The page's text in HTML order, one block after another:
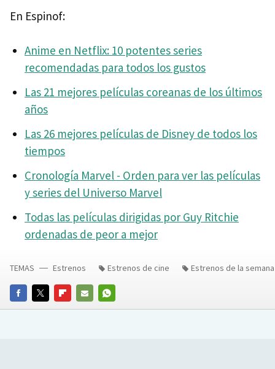
En Espinof:
Anime en Netflix: 10 potentes series
recomendadas para todos los gustos
Las 21 mejores películas coreanas de los últimos
años
Las 26 mejores películas de Disney de todos los
tiempos
Cronología Marvel - Orden para ver las películas
y series del Universo Marvel
Todas las películas dirigidas por Guy Ritchie
ordenadas de peor a mejor
FACEBOOKTWITTERFLIPBOARD
E-
WHATSAPP
TEMAS Estrenos Estrenos de cine Estrenos de la semana